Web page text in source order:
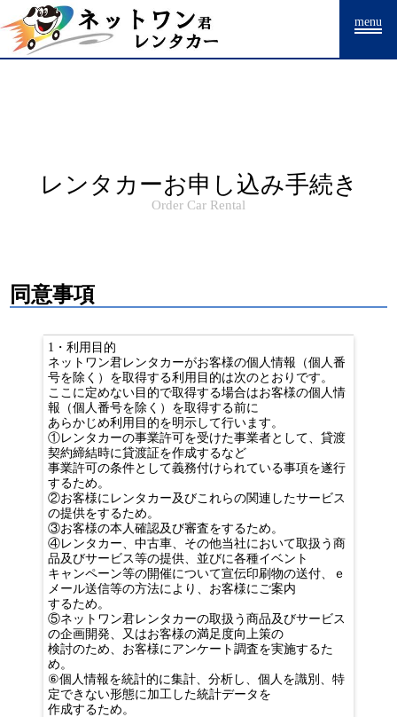
Warning: Undefined array key "HTTP_ACCEPT_LANGUAGE" in
/home/drpnw/netwankun.com/public_html/include/access_log.phpon
line15
menu
レンタカーお申し込み手続き
Order Car Rental
同意事項
1・利用目的
ネットワン君レンタカーがお客様の個人情報（個人番
号を除く）を取得する利用目的は次のとおりです。
ここに定めない目的で取得する場合はお客様の個人情
報（個人番号を除く）を取得する前に
あらかじめ利用目的を明示して行います。
①レンタカーの事業許可を受けた事業者として、貸渡
契約締結時に貸渡証を作成するなど
事業許可の条件として義務付けられている事項を遂行
するため。
②お客様にレンタカー及びこれらの関連したサービス
の提供をするため。
③お客様の本人確認及び審査をするため。
④レンタカー、中古車、その他当社において取扱う商
品及びサービス等の提供、並びに各種イベント
キャンペーン等の開催について宣伝印刷物の送付、ｅ
メール送信等の方法により、お客様にご案内
するため。
⑤ネットワン君レンタカーの取扱う商品及びサービス
の企画開発、又はお客様の満足度向上策の
検討のため、お客様にアンケート調査を実施するた
め。
⑥個人情報を統計的に集計、分析し、個人を識別、特
定できない形態に加工した統計データを
作成するため。